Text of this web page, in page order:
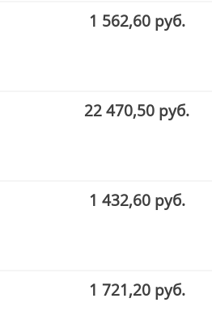
1 562,60 руб.
22 470,50 руб.
1 432,60 руб.
1 721,20 руб.